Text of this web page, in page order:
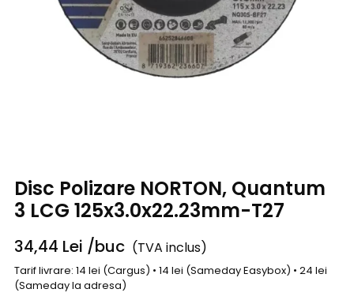
Disc Polizare NORTON, Quantum
3 LCG 125x3.0x22.23mm-T27
34,44 Lei /buc (TVA inclus)
Tarif livrare: 14 lei (Cargus) • 14 lei (Sameday Easybox) • 24 lei
(Sameday la adresa)